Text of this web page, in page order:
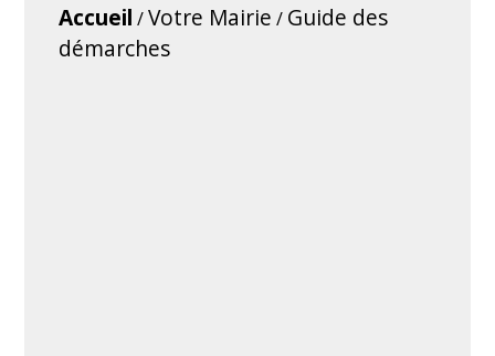
Accueil /Votre Mairie / Guide des
démarches